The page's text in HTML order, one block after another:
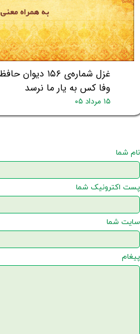
غزل شماره‌ی
وفا کس به یار ما نرسد
۱۵ مرداد ۰۵
نام شما
پست اکترونیک شما
سایت شما
پیغام